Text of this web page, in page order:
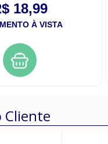
18,99
À VISTA
Cliente